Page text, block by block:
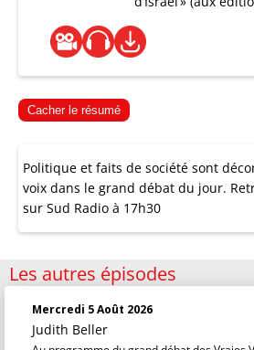
Cacher le résumé
Politique et faits de société sont
voix dans le grand débat du jour.
sur Sud Radio à 17h30
Les autres épisodes
Mercredi 5 Août 2026
Judith Beller